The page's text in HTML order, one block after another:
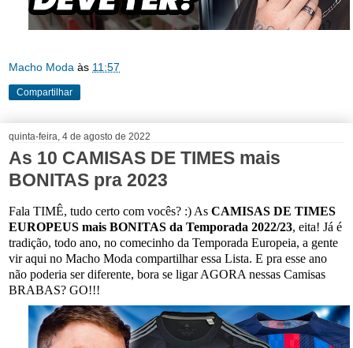
Macho Moda às 11:57
Compartilhar
quinta-feira, 4 de agosto de 2022
As 10 CAMISAS DE TIMES mais
BONITAS pra 2023
Fala TIMÊ, tudo certo com vocês? :) As CAMISAS DE TIMES
EUROPEUS mais BONITAS da Temporada 2022/23, eita! Já é
tradição, todo ano, no comecinho da Temporada Europeia, a gente
vir aqui no Macho Moda compartilhar essa Lista. E pra esse ano
não poderia ser diferente, bora se ligar AGORA nessas Camisas
BRABAS? GO!!!